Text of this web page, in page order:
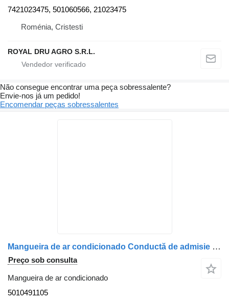
7421023475, 501060566, 21023475
Roménia, Cristesti
ROYAL DRU AGRO S.R.L.
Não consegue encontrar uma peça sobressalente?
Envie-nos já um pedido!
Encomendar peças sobressalentes
Mangueira de ar condicionado Conductă de admisie aer 5010491105 para camião Renault – 25 cm
Preço sob consulta
Mangueira de ar condicionado
5010491105